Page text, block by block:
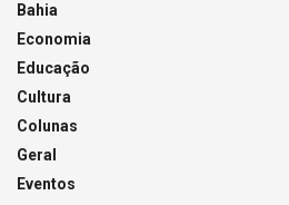
Bahia
Economia
Educação
Cultura
Colunas
Geral
Eventos